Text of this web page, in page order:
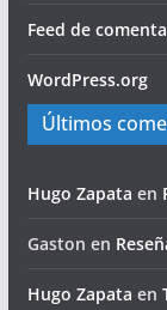
Feed de
WordPress.org
Últimos
Hugo Zapata en
Gaston en
Hugo Zapata en